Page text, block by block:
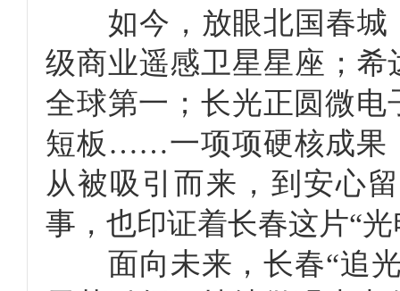
如今，放眼北国春城
级商业遥感卫星星座；
全球第一；长光正圆微
短板……一项项硬核成果
从被吸引而来，到安心
事，也印证着长春这片“
面向未来，长春“追光